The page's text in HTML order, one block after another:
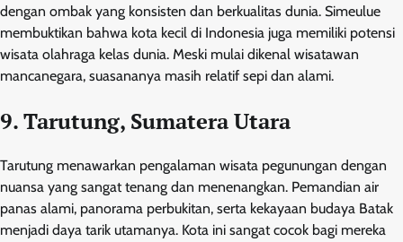
dengan ombak yang konsisten dan berkualitas dunia. Simeulue
membuktikan bahwa kota kecil di Indonesia juga memiliki potensi
wisata olahraga kelas dunia. Meski mulai dikenal wisatawan
mancanegara, suasananya masih relatif sepi dan alami.
9. Tarutung, Sumatera Utara
Tarutung menawarkan pengalaman wisata pegunungan dengan
nuansa yang sangat tenang dan menenangkan. Pemandian air
panas alami, panorama perbukitan, serta kekayaan budaya Batak
menjadi daya tarik utamanya. Kota ini sangat cocok bagi mereka